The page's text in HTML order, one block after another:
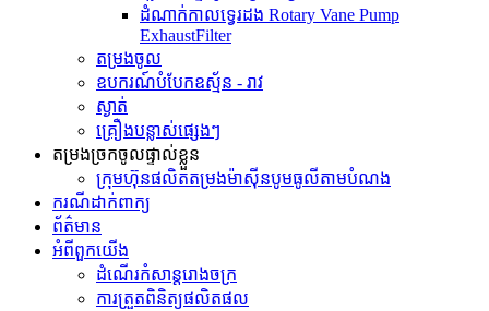
ដំណាក់កាលទ្វេរដង Rotary Vane Pump
ExhaustFilter
តម្រងចូល
ឧបករណ៍បំបែកឧស្ម័ន - រាវ
ស្ងាត់
គ្រឿងបន្លាស់ផ្សេងៗ
តម្រងច្រកចូលផ្ទាល់ខ្លួន
ក្រុមហ៊ុនផលិតតម្រងម៉ាស៊ីនបូមធូលីតាមបំណង
ករណីដាក់ពាក្យ
ព័ត៌មាន
អំពីពួកយើង
ដំណើរកំសាន្តរោងចក្រ
ការត្រួតពិនិត្យផលិតផល